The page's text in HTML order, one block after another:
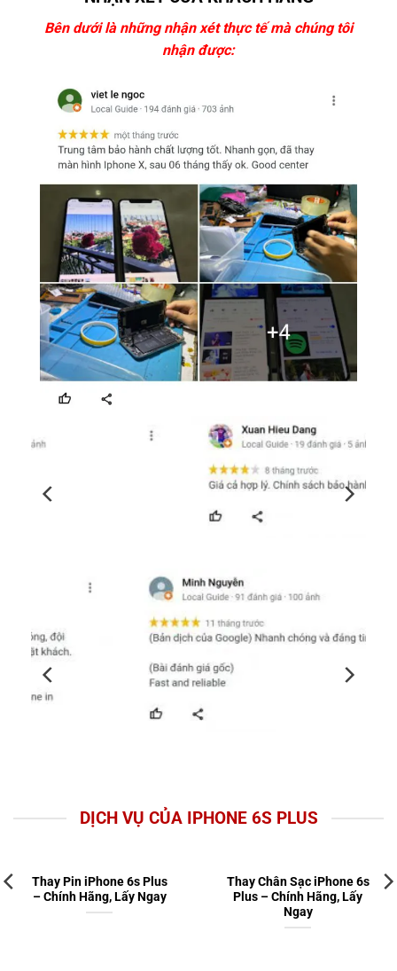
Bên dưới là những nhận xét thực tế mà chúng tôi
nhận được:
DỊCH VỤ CỦA IPHONE 6S PLUS
Thay Pin iPhone 6s Plus
– Chính Hãng, Lấy Ngay
Thay Chân Sạc iPhone 6s
Plus – Chính Hãng, Lấy
Ngay